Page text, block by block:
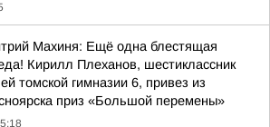
Махиня: Ещё одна блестящая
Кирилл Плеханов, шестиклассник
томской гимназии 6, привез из
приз «Большой перемены»